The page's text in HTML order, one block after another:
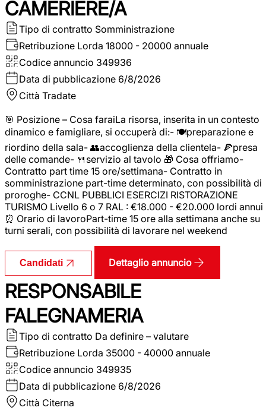
CAMERIERE/A
Tipo di contratto Somministrazione
Retribuzione Lorda 18000 - 20000 annuale
Codice annuncio 349936
Data di pubblicazione 6/8/2026
Città Tradate
🎯 Posizione – Cosa faraiLa risorsa, inserita in un contesto
dinamico e famigliare, si occuperà di:- 🍽️preparazione e
riordino della sala- 👥accoglienza della clientela- 🍕presa
delle comande- 🍴servizio al tavolo 🎁 Cosa offriamo-
Contratto part time 15 ore/settimana- Contratto in
somministrazione part-time determinato, con possibilità di
proroghe- CCNL PUBBLICI ESERCIZI RISTORAZIONE
TURISMO Livello 6 o 7 RAL : €18.000 - €20.000 lordi annui
⏰ Orario di lavoroPart-time 15 ore alla settimana anche su
turni serali, con possibilità di lavorare nel weekend
Candidati Dettaglio annuncio
RESPONSABILE
FALEGNAMERIA
Tipo di contratto Da definire – valutare
Retribuzione Lorda 35000 - 40000 annuale
Codice annuncio 349935
Data di pubblicazione 6/8/2026
Città Citerna